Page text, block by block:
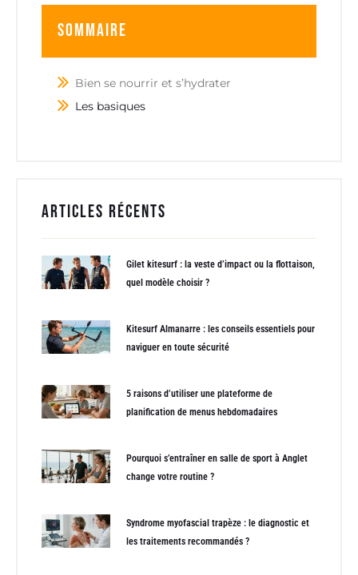
Sommaire
Bien se nourrir et s’hydrater
Les basiques
Articles récents
Gilet kitesurf : la veste d’impact ou la flottaison,
quel modèle choisir ?
Kitesurf Almanarre : les conseils essentiels pour
naviguer en toute sécurité
5 raisons d’utiliser une plateforme de
planification de menus hebdomadaires
Pourquoi s’entraîner en salle de sport à Anglet
change votre routine ?
Syndrome myofascial trapèze : le diagnostic et
les traitements recommandés ?